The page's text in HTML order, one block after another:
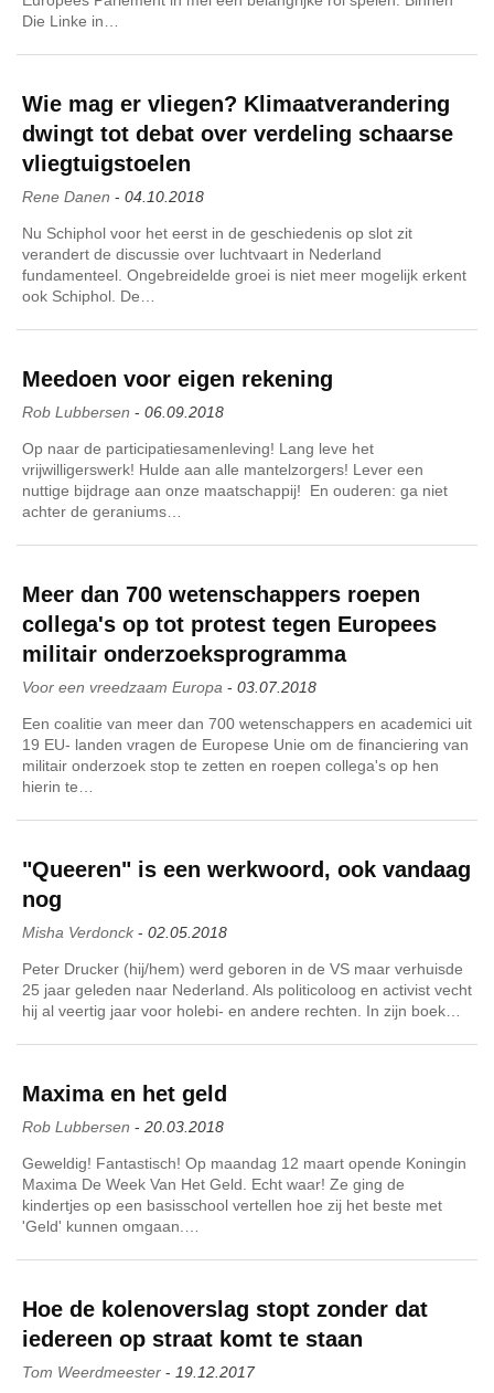
Die Linke in…
Wie mag er vliegen? Klimaatverandering
dwingt tot debat over verdeling schaarse
vliegtuigstoelen
Rene Danen - 04.10.2018
Nu Schiphol voor het eerst in de geschiedenis op slot zit
verandert de discussie over luchtvaart in Nederland
fundamenteel. Ongebreidelde groei is niet meer mogelijk erkent
ook Schiphol. De…
Meedoen voor eigen rekening
Rob Lubbersen - 06.09.2018
Op naar de participatiesamenleving! Lang leve het
vrijwilligerswerk! Hulde aan alle mantelzorgers! Lever een
nuttige bijdrage aan onze maatschappij! En ouderen: ga niet
achter de geraniums…
Meer dan 700 wetenschappers roepen
collega's op tot protest tegen Europees
militair onderzoeksprogramma
Voor een vreedzaam Europa - 03.07.2018
Een coalitie van meer dan 700 wetenschappers en academici uit
19 EU- landen vragen de Europese Unie om de financiering van
militair onderzoek stop te zetten en roepen collega's op hen
hierin te…
"Queeren" is een werkwoord, ook vandaag
nog
Misha Verdonck - 02.05.2018
Peter Drucker (hij/hem) werd geboren in de VS maar verhuisde
25 jaar geleden naar Nederland. Als politicoloog en activist vecht
hij al veertig jaar voor holebi- en andere rechten. In zijn boek…
Maxima en het geld
Rob Lubbersen - 20.03.2018
Geweldig! Fantastisch! Op maandag 12 maart opende Koningin
Maxima De Week Van Het Geld. Echt waar! Ze ging de
kindertjes op een basisschool vertellen hoe zij het beste met
'Geld' kunnen omgaan.…
Hoe de kolenoverslag stopt zonder dat
iedereen op straat komt te staan
Tom Weerdmeester - 19.12.2017